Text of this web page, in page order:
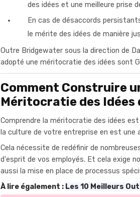
des idées et une meilleure prise
En cas de désaccords
le mérite des idées de manière
Outre Bridgewater sous la direction de
adopté une méritocratie des idées sont
Comment Construire
Méritocratie des
Comprendre la méritocratie des idées
la culture de votre entreprise en est une
Cela nécessite de redéfinir de
d'esprit de vos employés. Et cela exige
aussi la mise en place de processus
À lire également : Les 10 Meilleurs